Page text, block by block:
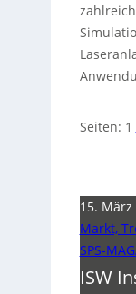
Seiten: 1
15. März
Markt,
SPS-
ISW